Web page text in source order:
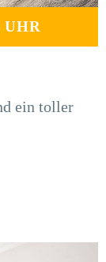
UHR
ein toller